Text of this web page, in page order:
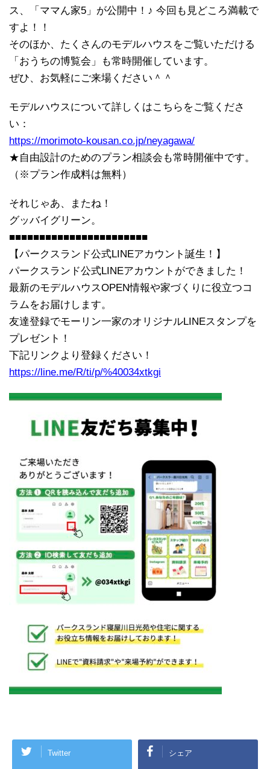
ス、「ママん家5」が公開中！♪ 今回も見どころ満載で
すよ！！
そのほか、たくさんのモデルハウスをご覧いただける
「おうちの博覧会」も常時開催しています。
ぜひ、お気軽にご来場ください＾＾
モデルハウスについて詳しくはこちらをご覧くださ
い：
https://morimoto-kousan.co.jp/neyagawa/
★自由設計のためのプラン相談会も常時開催中です。
（※プラン作成料は無料）
それじゃあ、またね！
グッバイグリーン。
■■■■■■■■■■■■■■■■■■■■■■■
【パークスランド公式LINEアカウント誕生！】
パークスランド公式LINEアカウントができました！
最新のモデルハウスOPEN情報や家づくりに役立つコ
ラムをお届けします。
友達登録でモーリン一家のオリジナルLINEスタンプを
プレゼント！
下記リンクより登録ください！
https://line.me/R/ti/p/%40034xtkgi
Twitter シェア